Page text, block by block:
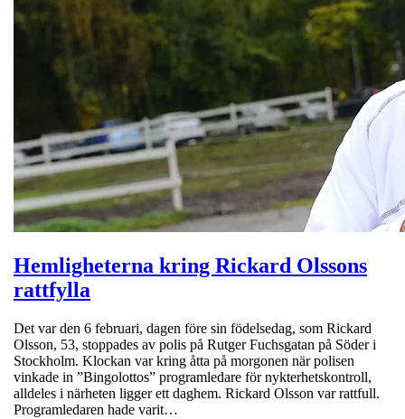
Hemligheterna kring Rickard Olssons
rattfylla
Det var den 6 februari, dagen före sin födelsedag, som Rickard
Olsson, 53, stoppades av polis på Rutger Fuchsgatan på Söder i
Stockholm. Klockan var kring åtta på morgonen när polisen
vinkade in ”Bingolottos” programledare för nykterhetskontroll,
alldeles i närheten ligger ett daghem. Rickard Olsson var rattfull.
Programledaren hade varit…